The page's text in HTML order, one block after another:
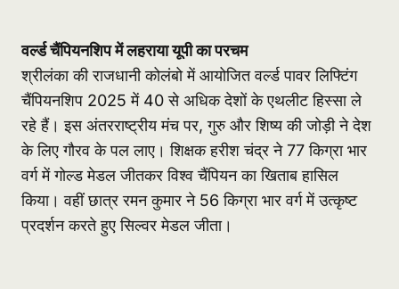
वर्ल्ड चैंपियनशिप में लहराया यूपी का परचम
श्रीलंका की राजधानी कोलंबो में आयोजित वर्ल्ड पावर लिफ्टिंग
चैंपियनशिप 2025 में 40 से अधिक देशों के एथलीट हिस्सा ले
रहे हैं। इस अंतरराष्ट्रीय मंच पर, गुरु और शिष्य की जोड़ी ने देश
के लिए गौरव के पल लाए। शिक्षक हरीश चंद्र ने 77 किग्रा भार
वर्ग में गोल्ड मेडल जीतकर विश्व चैंपियन का खिताब हासिल
किया। वहीं छात्र रमन कुमार ने 56 किग्रा भार वर्ग में उत्कृष्ट
प्रदर्शन करते हुए सिल्वर मेडल जीता।